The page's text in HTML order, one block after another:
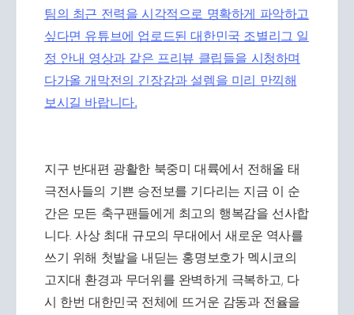
팀의 최근 전력을 시각적으로 명확하게 파악하고
싶다면 유튜브에 업로드된대한민국 조별리그 일
정 안내 영상과 같은 프리뷰 클립들을 시청하며
다가올 개막전의 긴장감과 설렘을 미리 만끽해
보시길 바랍니다.
지구 반대편 광활한 북중미 대륙에서 전해올 태
극전사들의 기쁜 승전보를 기다리는 지금 이 순
간은 모든 축구팬들에게 최고의 행복감을 선사합
니다. 사상 최대 규모의 무대에서 새로운 역사를
쓰기 위해 첫발을 내딛는 홍명보호가 멕시코의
고지대 환경과 무더위를 완벽하게 극복하고, 다
시 한번 대한민국 전체에 뜨거운 감동과 전율을